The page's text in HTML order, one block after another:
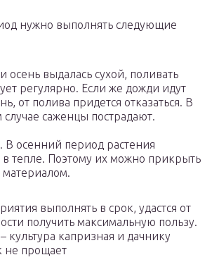
нужно выполнять следующие
осень выдалась сухой, поливать
регулярно. Если же дожди идут
от полива придется отказаться. В
саженцы пострадают.
В осенний период растения
в тепле. Поэтому их можно прикрыть
выполнять в срок, удастся от
получить максимальную пользу.
культура капризная и дачнику
не прощает